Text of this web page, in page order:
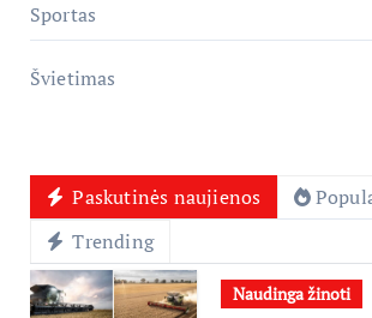
Sportas
Švietimas
Paskutinės naujienos
Trending
Naudinga žinoti